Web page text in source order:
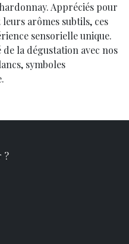
Appréciés pour
arômes subtils, ces
sensorielle unique.
la dégustation avec nos
symboles
?